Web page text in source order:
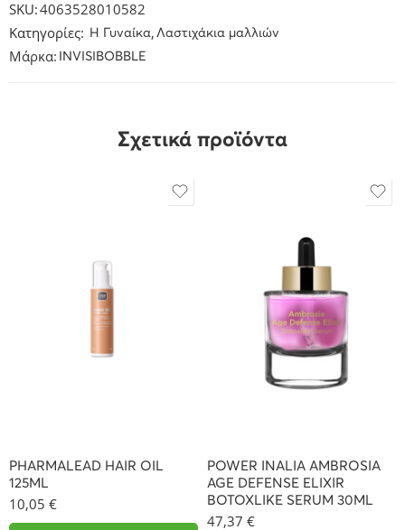
SKU:4063528010582
Κατηγορίες:
H Γυναίκα, Λαστιχάκια μαλλιών
Μάρκα: INVISIBOBBLE
Σχετικά προϊόντα
PHARMALEAD HAIR OIL
125ML
10,05 €
POWER INALIA AMBROSIA
AGE DEFENSE ELIXIR
BOTOXLIKE SERUM 30ML
47,37 €